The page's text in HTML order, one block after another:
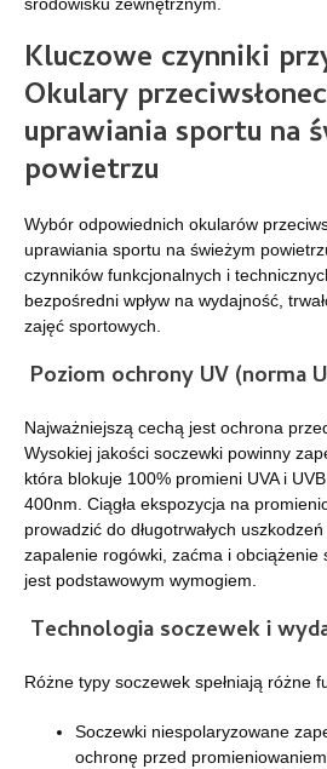
Kluczowe czynniki
Okulary
uprawiania sportu na
powietrzu
Wybór odpowiednich okularów
uprawiania sportu na świeżym
czynników funkcjonalnych i
bezpośredni wpływ na wydajność,
zajęć sportowych.
Poziom ochrony UV (norma
Najważniejszą cechą jest ochrona
Wysokiej jakości soczewki powinny
która blokuje 100% promieni UVA i
400nm. Ciągła ekspozycja na
prowadzić do długotrwałych
zapalenie rogówki, zaćma i obciążenie
jest podstawowym wymogiem.
Technologia soczewek i
Różne typy soczewek spełniają różne
Soczewki niespolaryzowane
ochronę przed